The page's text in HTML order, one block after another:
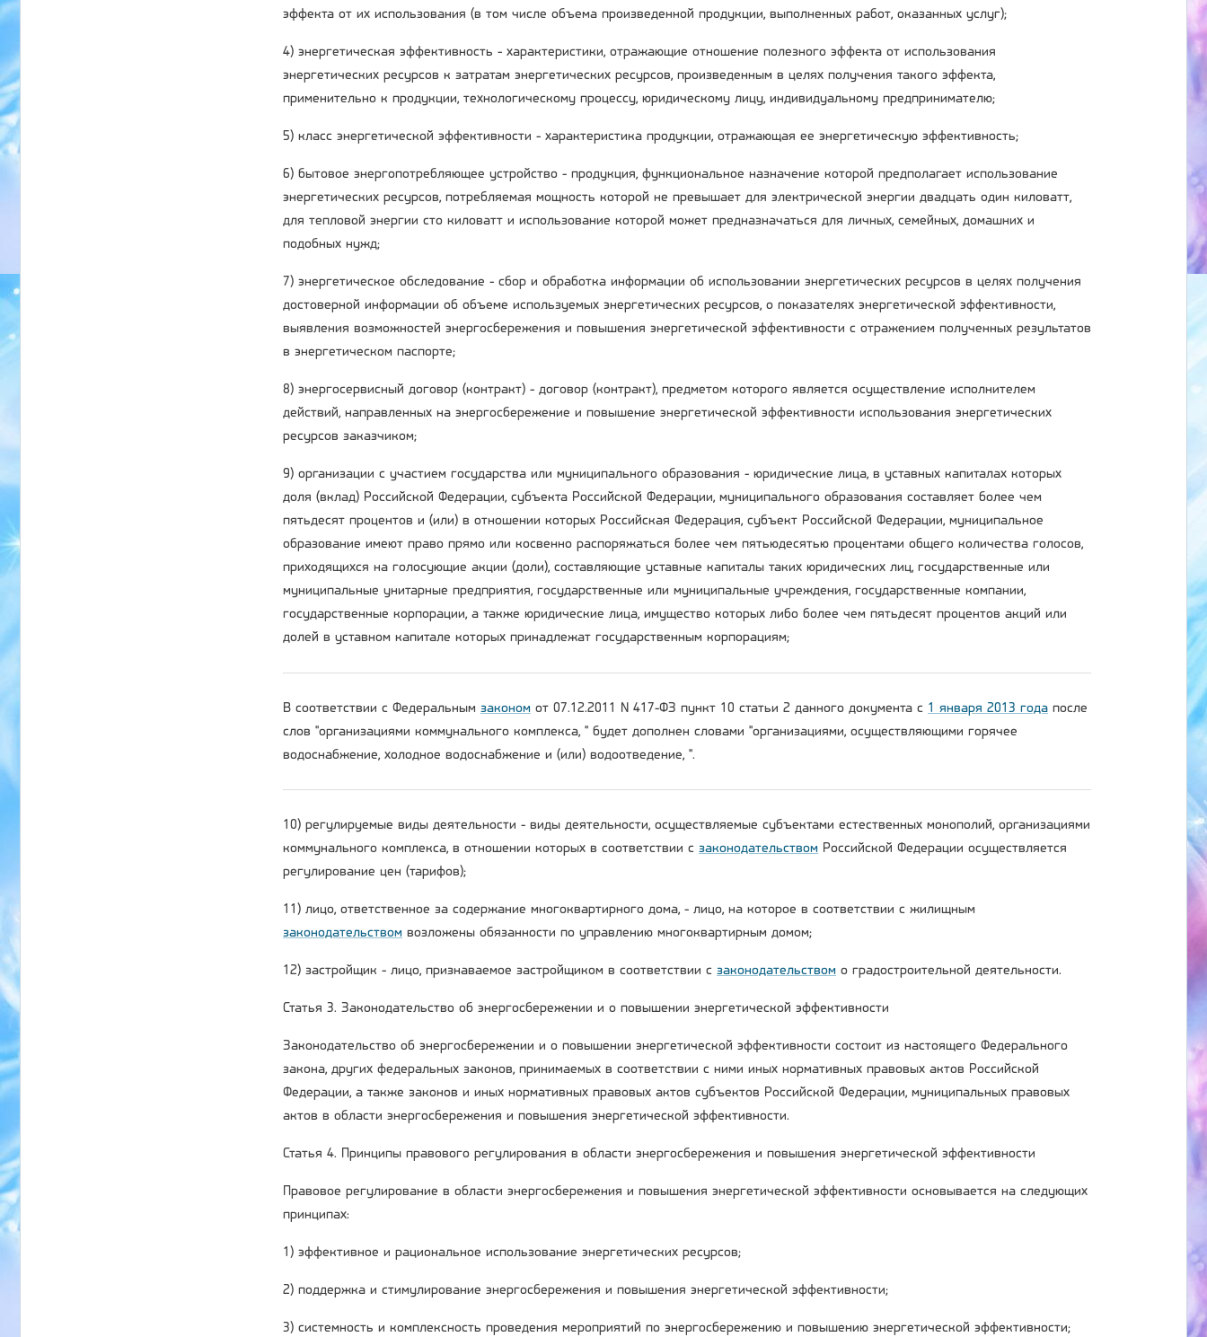
эффекта от их использования (в том числе объема произведенной продукции, выполненных работ, оказанных услуг);
4) энергетическая эффективность - характеристики, отражающие отношение полезного эффекта от использования
энергетических ресурсов к затратам энергетических ресурсов, произведенным в целях получения такого эффекта,
применительно к продукции, технологическому процессу, юридическому лицу, индивидуальному предпринимателю;
5) класс энергетической эффективности - характеристика продукции, отражающая ее энергетическую эффективность;
6) бытовое энергопотребляющее устройство - продукция, функциональное назначение которой предполагает использование
энергетических ресурсов, потребляемая мощность которой не превышает для электрической энергии двадцать один киловатт,
для тепловой энергии сто киловатт и использование которой может предназначаться для личных, семейных, домашних и
подобных нужд;
7) энергетическое обследование - сбор и обработка информации об использовании энергетических ресурсов в целях получения
достоверной информации об объеме используемых энергетических ресурсов, о показателях энергетической эффективности,
выявления возможностей энергосбережения и повышения энергетической эффективности с отражением полученных результатов
в энергетическом паспорте;
8) энергосервисный договор (контракт) - договор (контракт), предметом которого является осуществление исполнителем
действий, направленных на энергосбережение и повышение энергетической эффективности использования энергетических
ресурсов заказчиком;
9) организации с участием государства или муниципального образования - юридические лица, в уставных капиталах которых
доля (вклад) Российской Федерации, субъекта Российской Федерации, муниципального образования составляет более чем
пятьдесят процентов и (или) в отношении которых Российская Федерация, субъект Российской Федерации, муниципальное
образование имеют право прямо или косвенно распоряжаться более чем пятьюдесятью процентами общего количества голосов,
приходящихся на голосующие акции (доли), составляющие уставные капиталы таких юридических лиц, государственные или
муниципальные унитарные предприятия, государственные или муниципальные учреждения, государственные компании,
государственные корпорации, а также юридические лица, имущество которых либо более чем пятьдесят процентов акций или
долей в уставном капитале которых принадлежат государственным корпорациям;
В соответствии с Федеральным законом от 07.12.2011 N 417-ФЗ пункт 10 статьи 2 данного документа с 1 января 2013 года после
слов "организациями коммунального комплекса, " будет дополнен словами "организациями, осуществляющими горячее
водоснабжение, холодное водоснабжение и (или) водоотведение, ".
10) регулируемые виды деятельности - виды деятельности, осуществляемые субъектами естественных монополий, организациями
коммунального комплекса, в отношении которых в соответствии с законодательством Российской Федерации осуществляется
регулирование цен (тарифов);
11) лицо, ответственное за содержание многоквартирного дома, - лицо, на которое в соответствии с жилищным
законодательством возложены обязанности по управлению многоквартирным домом;
12) застройщик - лицо, признаваемое застройщиком в соответствии с законодательством о градостроительной деятельности.
Статья 3. Законодательство об энергосбережении и о повышении энергетической эффективности
Законодательство об энергосбережении и о повышении энергетической эффективности состоит из настоящего Федерального
закона, других федеральных законов, принимаемых в соответствии с ними иных нормативных правовых актов Российской
Федерации, а также законов и иных нормативных правовых актов субъектов Российской Федерации, муниципальных правовых
актов в области энергосбережения и повышения энергетической эффективности.
Статья 4. Принципы правового регулирования в области энергосбережения и повышения энергетической эффективности
Правовое регулирование в области энергосбережения и повышения энергетической эффективности основывается на следующих
принципах:
1) эффективное и рациональное использование энергетических ресурсов;
2) поддержка и стимулирование энергосбережения и повышения энергетической эффективности;
3) системность и комплексность проведения мероприятий по энергосбережению и повышению энергетической эффективности;